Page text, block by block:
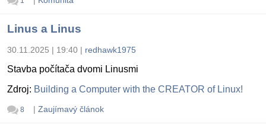
Linus a Linus
30.11.2025 | 19:40 | redhawk1975
Stavba počítača dvomi Linusmi
Zdroj: Building a Computer with the CREATOR of Linux!
8 | Zaujímavý článok